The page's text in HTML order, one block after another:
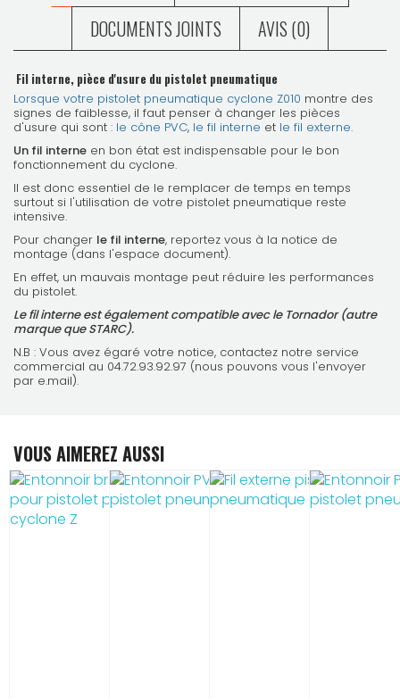
DOCUMENTS JOINTS
AVIS (0)
Fil interne, pièce d'usure du pistolet pneumatique
Lorsque votre pistolet pneumatique cyclone Z010 montre des
signes de faiblesse, il faut penser à changer les pièces
d'usure qui sont : le cône PVC, le fil interne et le fil externe.
Un fil interne en bon état est indispensable pour le bon
fonctionnement du cyclone.
Il est donc essentiel de le remplacer de temps en temps
surtout si l'utilisation de votre pistolet pneumatique reste
intensive.
Pour changer le fil interne, reportez vous à la notice de
montage (dans l'espace document).
En effet, un mauvais montage peut réduire les performances
du pistolet.
Le fil interne est également compatible avec le Tornador (autre
marque que STARC).
N.B : Vous avez égaré votre notice, contactez notre service
commercial au 04.72.93.92.97 (nous pouvons vous l'envoyer
par e.mail).
VOUS AIMEREZ AUSSI